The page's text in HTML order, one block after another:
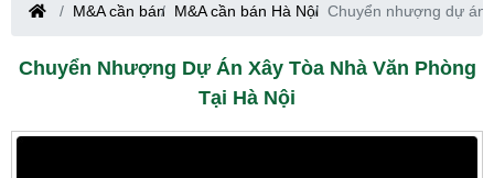
Cần thuê MBKD tại Phường Thanh Xuân
Cần thuê MBKD tại Phường Hà Đông
Cần thuê MBKD tại Phường Hoàng Mai
M&A cần bán M&A cần bán Hà Nội Chuyển nhượng dự án
Chuyển Nhượng Dự Án Xây Tòa Nhà Văn Phòng
Tại Hà Nội